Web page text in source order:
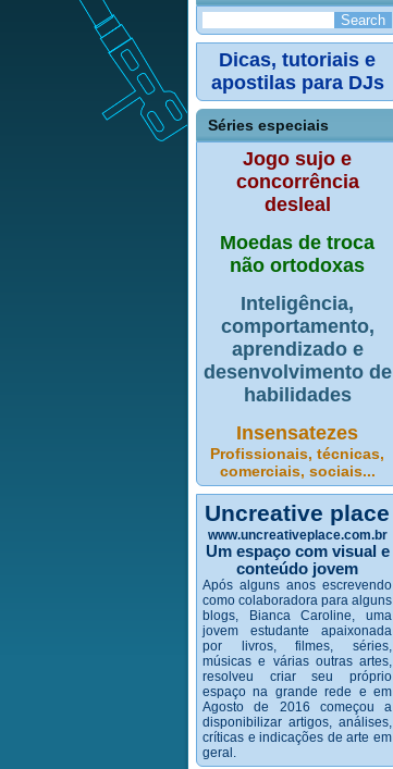
Dicas, tutoriais e
apostilas para DJs
Séries especiais
Jogo sujo e
concorrência
desleal
Moedas de troca
não ortodoxas
Inteligência,
comportamento,
aprendizado e
desenvolvimento de
habilidades
Insensatezes
Profissionais, técnicas,
comerciais, sociais...
Uncreative place
www.uncreativeplace.com.br
Um espaço com visual e
conteúdo jovem
Após alguns anos escrevendo
como colaboradora para alguns
blogs, Bianca Caroline, uma
jovem estudante apaixonada
por livros, filmes, séries,
músicas e várias outras artes,
resolveu criar seu próprio
espaço na grande rede e em
Agosto de 2016 começou a
disponibilizar artigos, análises,
críticas e indicações de arte em
geral.